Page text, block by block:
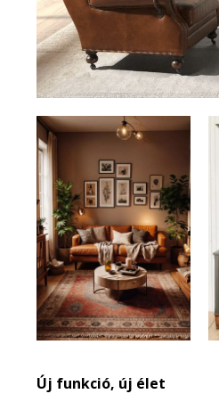
Új funkció, új élet